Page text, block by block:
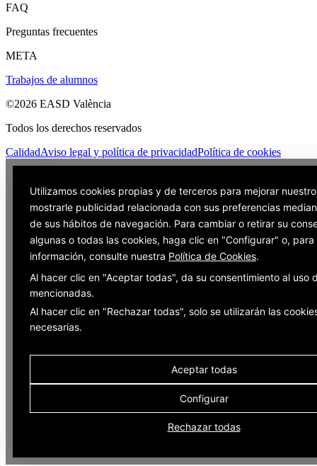
FAQ
Preguntas frecuentes
META
Trabajos de alumnos
©2026 EASD València
Todos los derechos reservados
CalidadAviso legal y política de privacidadPolítica de cookies
Utilizamos cookies propias y de terceros para mejorar
mostrarle publicidad relacionada con sus preferencias
de sus hábitos de navegación. Para cambiar o retirar su
algunas o todas las cookies, haga clic en "Configurar" o, para
información, consulte nuestra Política de Cookies.
Al hacer clic en "Aceptar todas", da su consentimiento al uso
mencionadas.
Al hacer clic en "Rechazar todas", solo se utilizarán las
necesarias.
Aceptar todas
Configurar
Rechazar todas